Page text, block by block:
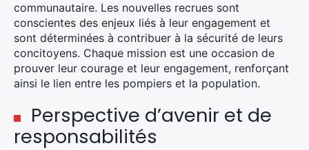
communautaire. Les nouvelles recrues sont
conscientes des enjeux liés à leur engagement et
sont déterminées à contribuer à la sécurité de leurs
concitoyens. Chaque mission est une occasion de
prouver leur courage et leur engagement, renforçant
ainsi le lien entre les pompiers et la population.
Perspective d’avenir et de
responsabilités